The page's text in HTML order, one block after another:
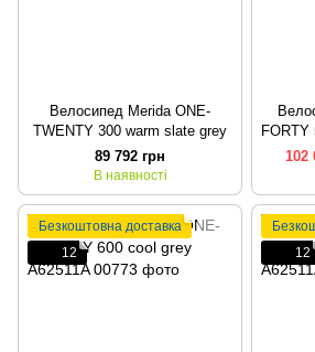
Велосипед Merida ONE-
TWENTY 300 warm slate grey
89 792 грн
В наявності
FORTY
102
Безкоштовна доставка
12
12